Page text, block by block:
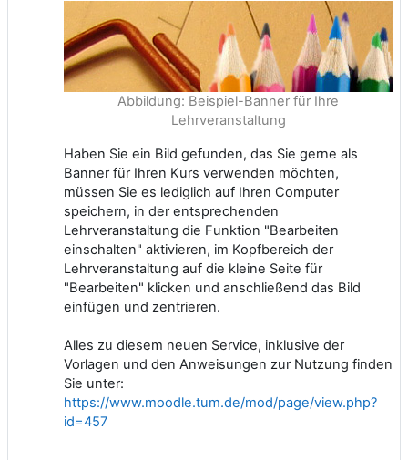
Abbildung: Beispiel-Banner für Ihre
Lehrveranstaltung
Haben Sie ein Bild gefunden, das Sie gerne als
Banner für Ihren Kurs verwenden möchten,
müssen Sie es lediglich auf Ihren Computer
speichern, in der entsprechenden
Lehrveranstaltung die Funktion "Bearbeiten
einschalten" aktivieren, im Kopfbereich der
Lehrveranstaltung auf die kleine Seite für
"Bearbeiten" klicken und anschließend das Bild
einfügen und zentrieren.
Alles zu diesem neuen Service, inklusive der
Vorlagen und den Anweisungen zur Nutzung finden
Sie unter:
https://www.moodle.tum.de/mod/page/view.php?
id=457